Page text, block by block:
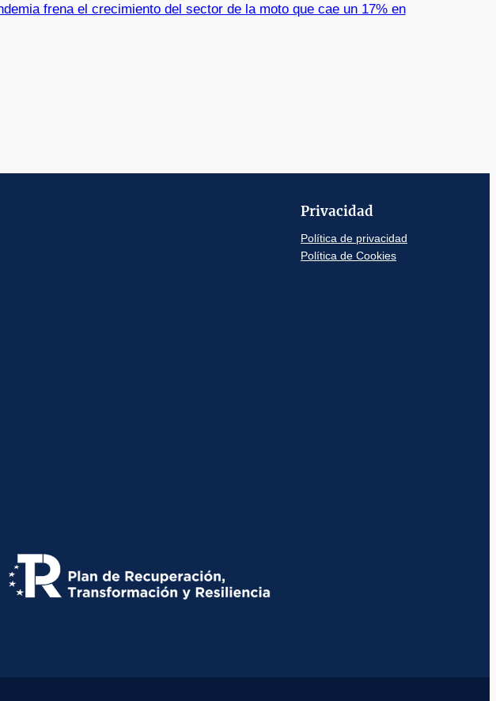
frena el crecimiento del sector de la moto que cae un 17% en
Privacidad
Política de privacidad
Política de Cookies